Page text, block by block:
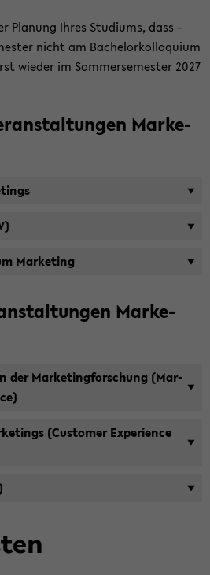
Pla­nung Ihres Stu­di­ums, dass –
nicht am Ba­chelor­kol­lo­qui­um
wie­der im Som­mer­se­mes­ter 2027
Mar­ke­
Mar­ke­ting
Mar­ke­
der Mar­ke­ting­for­schung (Mar­
(Cus­to­mer Ex­pe­ri­ence